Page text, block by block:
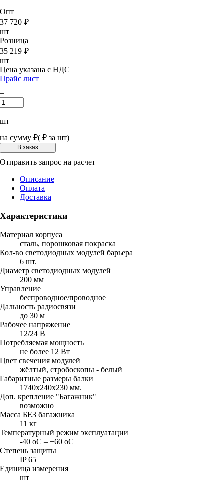
Опт
37 720 ₽
шт
Розница
35 219 ₽
шт
Цена указана с НДС
Прайс лист
–
+
шт
на сумму ₽( ₽ за шт)
Отправить запрос на расчет
Описание
Оплата
Доставка
Характеристики
Материал корпуса
сталь, порошковая покраска
Кол-во светодиодных модулей барьера
6 шт.
Диаметр светодиодных модулей
200 мм
Управление
беспроводное/проводное
Дальность радиосвязи
до 30 м
Рабочее напряжение
12/24 В
Потребляемая мощность
не более 12 Вт
Цвет свечения модулей
жёлтый, стробоскопы - белый
Габаритные размеры балки
1740х240х230 мм.
Доп. крепление "Багажник"
возможно
Масса БЕЗ багажника
11 кг
Температурный режим эксплуатации
-40 оС – +60 оС
Степень защиты
IP 65
Единица измерения
шт